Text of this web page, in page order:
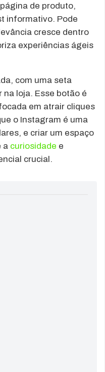
de produto,
informativo. Pode
cresce dentro
experiências ágeis
com uma seta
loja. Esse botão é
em atrair cliques
o Instagram é uma
e criar um espaço
a curiosidade e
crucial.